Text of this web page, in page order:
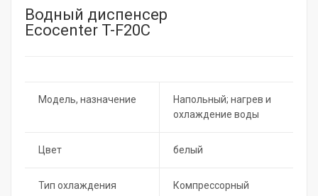
Водный диспенсер
Ecocenter T-F20C
Модель, назначение
Напольный; нагрев и
охлаждение воды
Цвет белый
Тип охлаждения Компрессорный